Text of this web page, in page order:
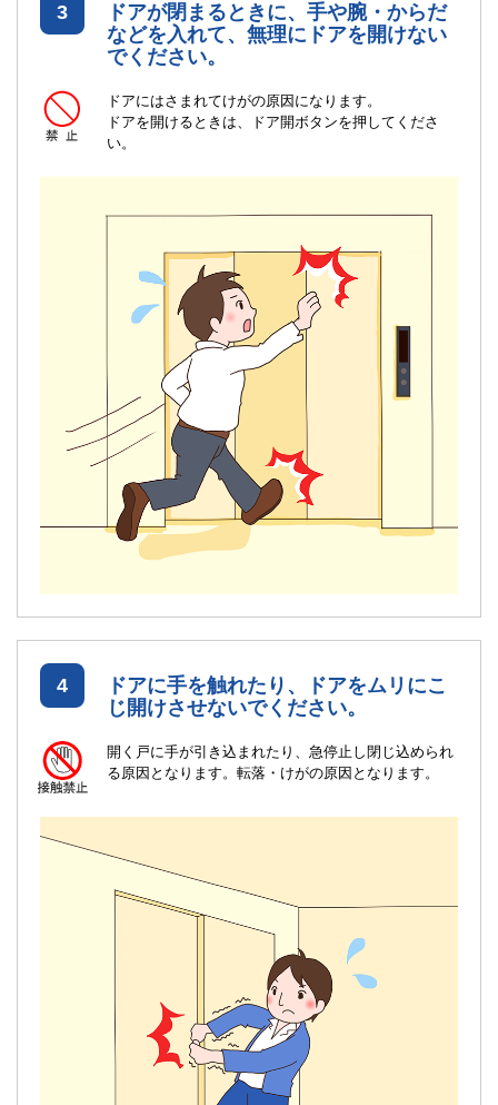
3
ドアが閉まるときに、手や腕・からだ
などを入れて、無理にドアを開けない
でください。
ドアにはさまれてけがの原因になります。
ドアを開けるときは、ドア開ボタンを押してくださ
い。
4
ドアに手を触れたり、ドアをムリにこ
じ開けさせないでください。
開く戸に手が引き込まれたり、急停止し閉じ込められ
る原因となります。転落・けがの原因となります。